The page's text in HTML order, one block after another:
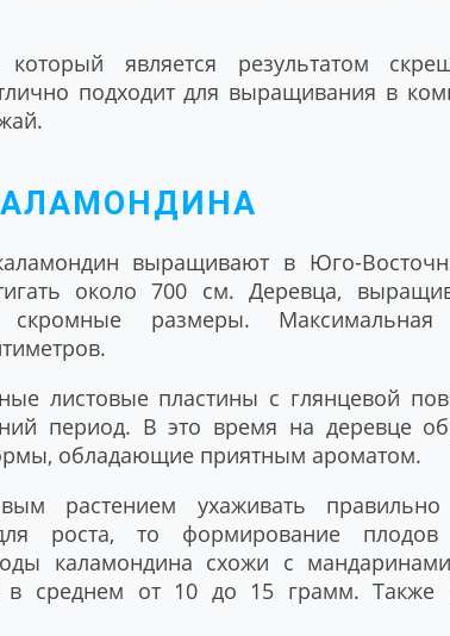
является результатом
подходит для выращивания в
выращивают в Юго-
около 700 см. Деревца,
размеры. Максимальная
листовые пластины с глянцевой
период. В это время на деревце
обладающие приятным ароматом.
растением ухаживать
роста, то формирование плодов
каламондина схожи с
среднем от 10 до 15 грамм. Также